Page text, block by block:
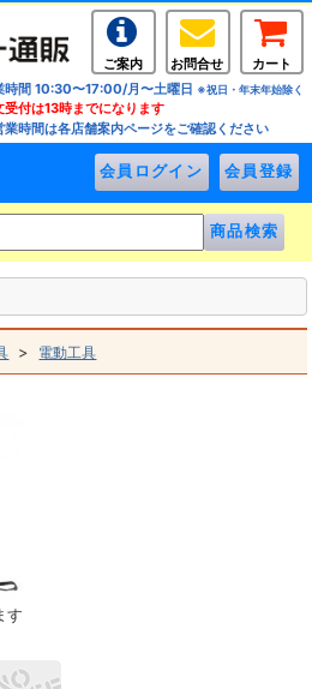
ご案内 お問合せ
カート
時間 10:30〜17:00/月〜土曜日 ※祝日・年末年始除く
受付は13時までになります
業時間は各店舗案内ページをご確認ください
> 電動工具
す